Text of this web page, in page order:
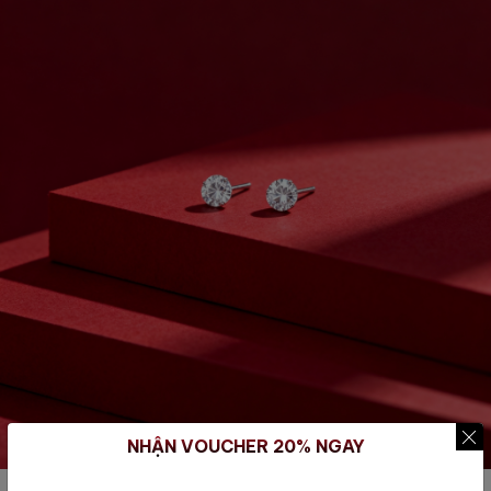
NHẬN VOUCHER 20% NGAY